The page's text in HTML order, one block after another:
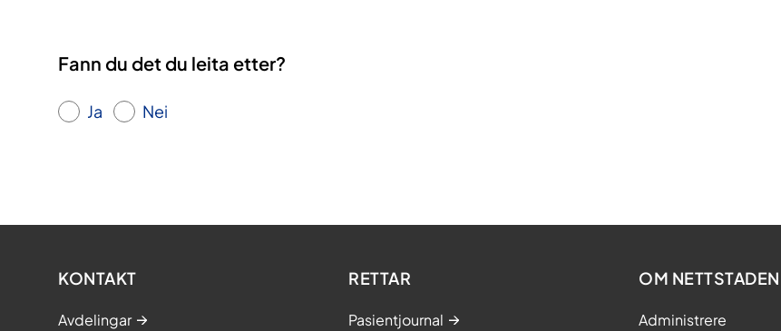
Fann du det du leita etter?
Ja Nei
KONTAKT
Avdelingar
RETTAR
Pasientjournal
OM NETTSTADEN
Administrere